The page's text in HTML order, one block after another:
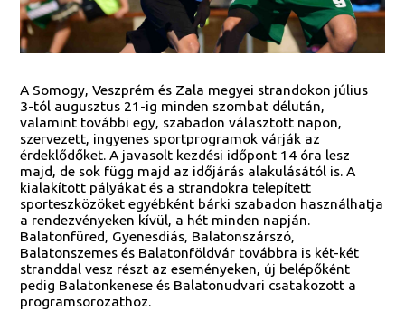
A Somogy, Veszprém és Zala megyei strandokon július
3-tól augusztus 21-ig minden szombat délután,
valamint további egy, szabadon választott napon,
szervezett, ingyenes sportprogramok várják az
érdeklődőket. A javasolt kezdési időpont 14 óra lesz
majd, de sok függ majd az időjárás alakulásától is. A
kialakított pályákat és a strandokra telepített
sporteszközöket egyébként bárki szabadon használhatja
a rendezvényeken kívül, a hét minden napján.
Balatonfüred, Gyenesdiás, Balatonszárszó,
Balatonszemes és Balatonföldvár továbbra is két-két
stranddal vesz részt az eseményeken, új belépőként
pedig Balatonkenese és Balatonudvari csatakozott a
programsorozathoz.